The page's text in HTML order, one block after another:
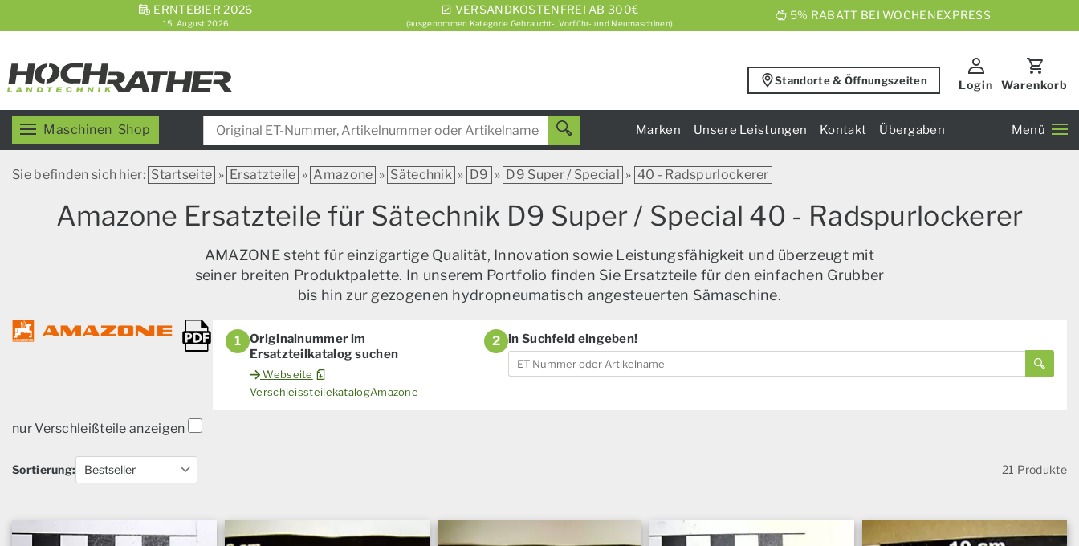
ERNTEBIER 2026
15. August 2026
VERSANDKOSTENFREI AB 300€
(ausgenommen Kategorie Gebraucht-, Vorführ- und Neumaschinen)
5% RABATT BEI WOCHENEXPRESS
Standorte & Öffnungszeiten Login Warenkorb
Maschinen Shop Marken Unsere Leistungen Kontakt Übergaben Menü
Sie befinden sich hier: Startseite » Ersatzteile » Amazone » Sätechnik » D9 » D9 Super / Special » 40 - Radspurlockerer
Amazone Ersatzteile für Sätechnik D9 Super / Special 40 - Radspurlockerer
AMAZONE steht für einzigartige Qualität, Innovation sowie Leistungsfähigkeit und überzeugt mit
seiner breiten Produktpalette. In unserem Portfolio finden Sie Ersatzteile für den einfachen Grubber
bis hin zur gezogenen hydropneumatisch angesteuerten Sämaschine.
1
Originalnummer im
Ersatzteilkatalog suchen
Webseite
VerschleissteilekatalogAmazone
2 in Suchfeld eingeben!
nur Verschleißteile anzeigen
Sortierung: 21 Produkte